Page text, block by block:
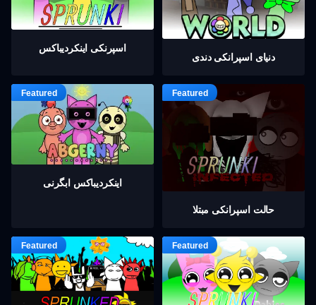
اسپرنکی اینکردیباکس
دنیای اسپرانکی دندی
اینکردیباكس ابگرنی
حالت اسپرانکی مبتلا